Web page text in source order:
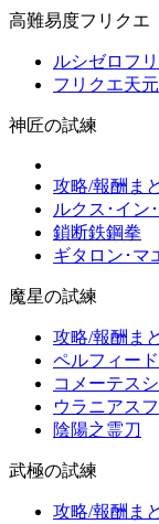
高難易度フリクエ
ルシゼロフ
フリクエ天元
神匠の試練
攻略/報酬ま
ルクス･イン
鎖断鉄鋼拳
ギタロン･マ
魔星の試練
攻略/報酬ま
ペルフィー
コメーテス
ウラニアス
陰陽之霊刀
武極の試練
攻略/報酬ま